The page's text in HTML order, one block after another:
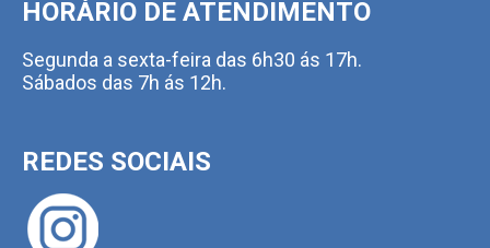
HORÁRIO DE ATENDIMENTO
Segunda a sexta-feira das 6h30 ás 17h.
Sábados das 7h ás 12h.
REDES SOCIAIS